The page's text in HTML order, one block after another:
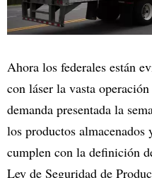
Ahora los federales están
con láser la vasta
demanda presentada la
los productos
cumplen con la definición
Ley de Seguridad de